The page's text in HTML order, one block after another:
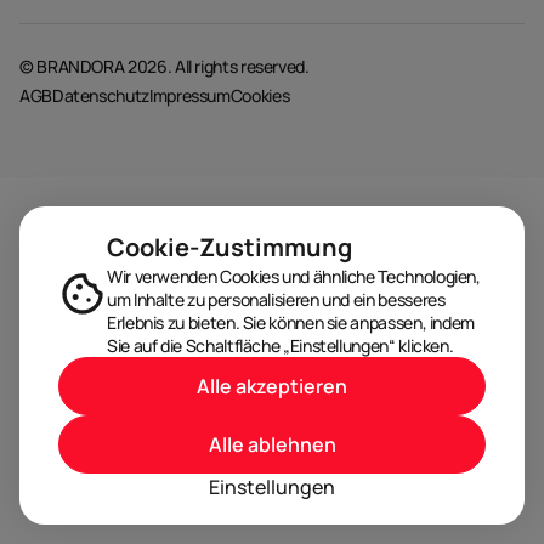
© BRANDORA 2026. All rights reserved.
AGBDatenschutzImpressumCookies
Cookie-Zustimmung
Wir verwenden Cookies und ähnliche Technologien,
um Inhalte zu personalisieren und ein besseres
Erlebnis zu bieten. Sie können sie anpassen, indem
Sie auf die Schaltfläche „Einstellungen“ klicken.
Einstellungen
Alle ablehnen
Alle akzeptieren